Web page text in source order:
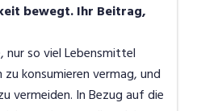
bewegt. Ihr Beitrag,
nur so viel Lebensmittel
konsumieren vermag, und
vermeiden. In Bezug auf die